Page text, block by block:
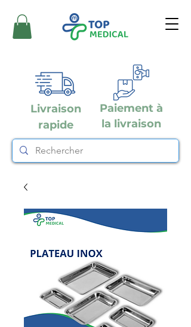
Livraison
rapide
Paiement à
la livraison